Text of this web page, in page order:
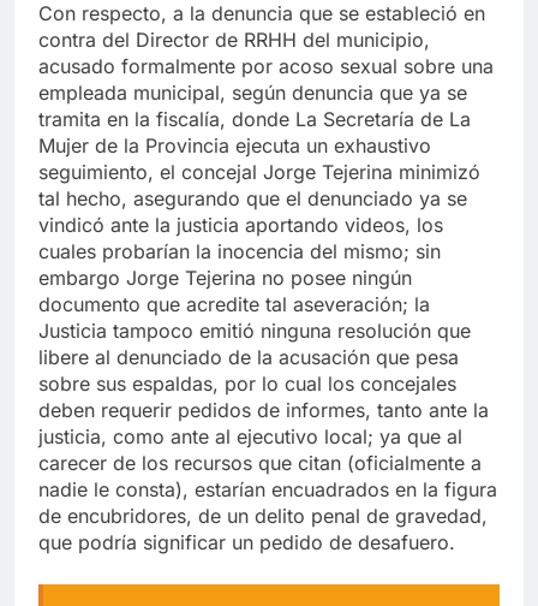
Con respecto, a la denuncia que se estableció en
contra del Director de RRHH del municipio,
acusado formalmente por acoso sexual sobre una
empleada municipal, según denuncia que ya se
tramita en la fiscalía, donde La Secretaría de La
Mujer de la Provincia ejecuta un exhaustivo
seguimiento, el concejal Jorge Tejerina minimizó
tal hecho, asegurando que el denunciado ya se
vindicó ante la justicia aportando videos, los
cuales probarían la inocencia del mismo; sin
embargo Jorge Tejerina no posee ningún
documento que acredite tal aseveración; la
Justicia tampoco emitió ninguna resolución que
libere al denunciado de la acusación que pesa
sobre sus espaldas, por lo cual los concejales
deben requerir pedidos de informes, tanto ante la
justicia, como ante al ejecutivo local; ya que al
carecer de los recursos que citan (oficialmente a
nadie le consta), estarían encuadrados en la figura
de encubridores, de un delito penal de gravedad,
que podría significar un pedido de desafuero.